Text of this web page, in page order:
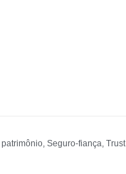
patrimônio, Seguro-fiança, Trust